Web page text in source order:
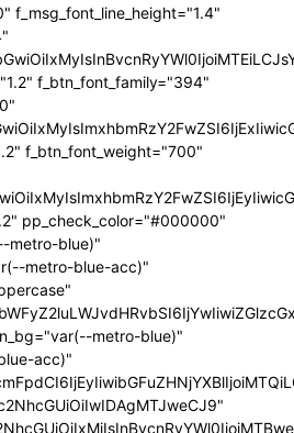
f_msg_font_line_height="1.4"
f_btn_font_family="394"
f_btn_font_weight="700"
pp_check_color="#000000"
metro-blue)"
metro-blue-acc)"
metro-blue)"
acc)"